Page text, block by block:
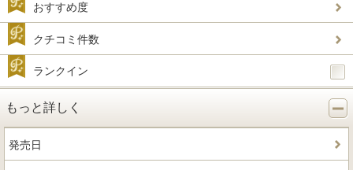
おすすめ度
クチコミ件数
ランクイン
もっと詳しく
発売日